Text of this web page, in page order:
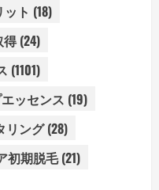
ット (18)
得(24)
(1101)
ッセンス (19)
リング(28)
初期脱毛(21)